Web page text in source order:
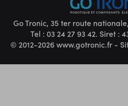
Go Tronic, 35 ter route
Tel : 03 24 27 93 42. Siret :
© 2012-2026 www.gotronic.fr -